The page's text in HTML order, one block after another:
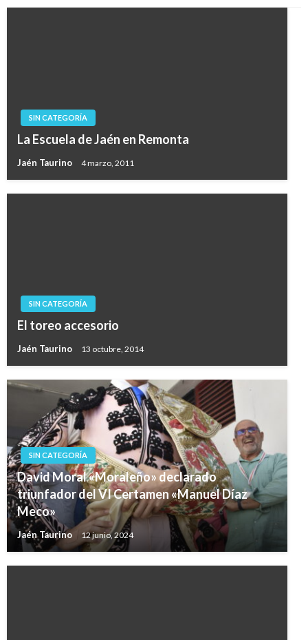
SIN CATEGORÍA
La Escuela de Jaén en Remonta
Jaén Taurino 4 marzo, 2011
SIN CATEGORÍA
El toreo accesorio
Jaén Taurino 13 octubre, 2014
SIN CATEGORÍA
David Moral «Moraleño» declarado
triunfador del VI Certamen «Manuel Díaz
Meco»
Jaén Taurino 12 junio, 2024